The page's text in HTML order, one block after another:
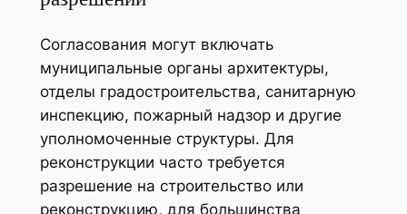
Согласования могут включать
муниципальные органы архитектуры,
отделы градостроительства, санитарную
инспекцию, пожарный надзор и другие
уполномоченные структуры. Для
реконструкции часто требуется
разрешение на строительство или
реконструкцию, для большинства